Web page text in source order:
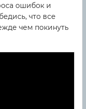
ошибок и
что все
чем покинуть